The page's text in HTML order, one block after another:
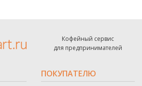
Кофейный сервис
для предпринимателей
ПОКУПАТЕЛЮ